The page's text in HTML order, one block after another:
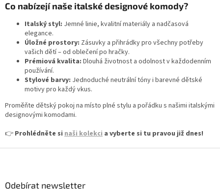
k
v
p
i
s
Co nabízejí naše italské designové komody?
Italský styl: Jemné linie, kvalitní materiály a nadčasová
elegance.
Úložné prostory: Zásuvky a přihrádky pro všechny potřeby
vašich dětí – od oblečení po hračky.
Prémiová kvalita: Dlouhá životnost a odolnost v každodenním
používání.
Stylové barvy: Jednoduché neutrální tóny i barevné dětské
motivy pro každý vkus.
Proměňte dětský pokoj na místo plné stylu a pořádku s našimi italskými
designovými komodami.
👉 Prohlédněte si naši kolekci a vyberte si tu pravou již dnes!
Odebírat newsletter